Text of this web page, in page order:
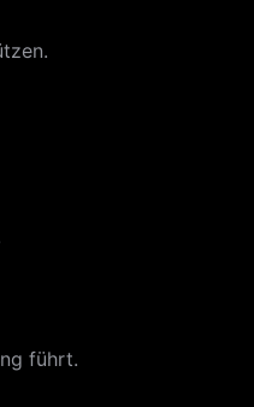
führt.